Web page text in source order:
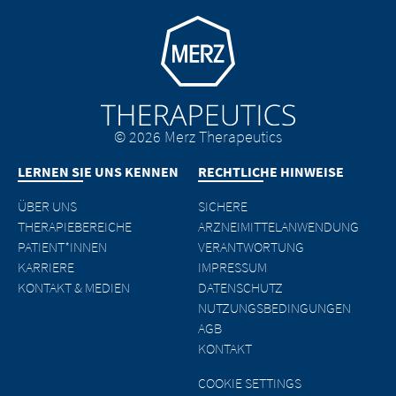
Go to homepage
© 2026 Merz Therapeutics
LERNEN SIE UNS KENNEN
ÜBER UNS
THERAPIEBEREICHE
PATIENT*INNEN
KARRIERE
KONTAKT & MEDIEN
RECHTLICHE HINWEISE
SICHERE
ARZNEIMITTELANWENDUNG
VERANTWORTUNG
IMPRESSUM
DATENSCHUTZ
NUTZUNGSBEDINGUNGEN
AGB
KONTAKT
COOKIE SETTINGS